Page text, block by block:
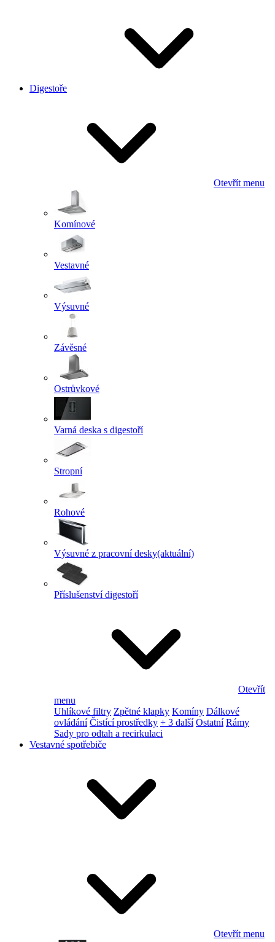
Digestoře
Otevřít menu
Komínové
Vestavné
Výsuvné
Závěsné
Ostrůvkové
Varná deska s digestoří
Stropní
Rohové
Výsuvné z pracovní desky(aktuální)
Příslušenství digestoří
Otevřít
menu
Uhlíkové filtry Zpětné klapky Komíny Dálkové
ovládání Čistící prostředky + 3 další Ostatní Rámy
Sady pro odtah a recirkulaci
Vestavné spotřebiče
Otevřít menu